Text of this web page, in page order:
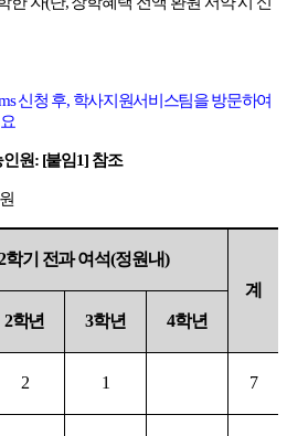
신청 후, 학사지원서비스팀을 방문하여
원: [붙임1] 참조
학기 전과 여석(정원내)
계
2학년 3학년 4학년
2 1 7